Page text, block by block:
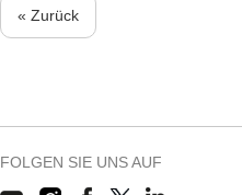
« Zurück
FOLGEN SIE UNS AUF